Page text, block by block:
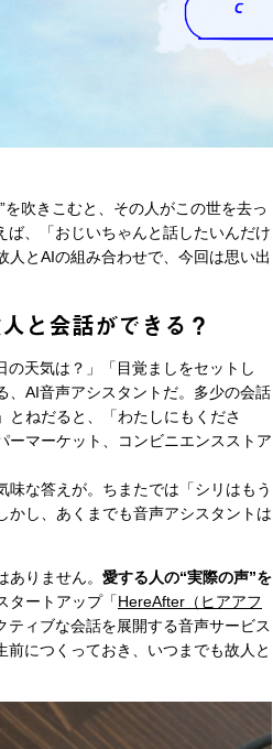
吹きこむと、その人がこの世を去っ
、「おじいちゃんと話したいんだけ
とAIの組み合わせで、今回は思い出
と会話ができる？
天気は？」「目覚ましをセットし
、AI音声アシスタントだ。多少の会話
とねだると、「わたしにもくださ
マーケット、コンビニエンスストア
味な答えが。ちまたでは「シリはもう
かし、あくまでも音声アシスタントは
りません。 愛する人の“実際の声”を
タートアップ「HereAfter（ヒアアフ
ティブな会話を展開する音声サービス
につくっておき、いつまでも故人と